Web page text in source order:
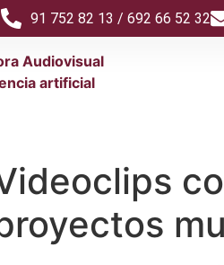
91 752 82 13 / 692 66 52 32